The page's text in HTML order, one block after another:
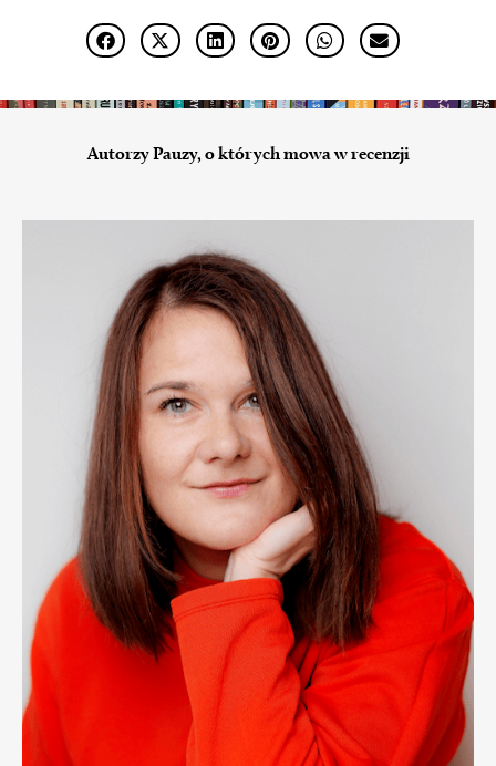
Autorzy Pauzy, o których mowa w recenzji